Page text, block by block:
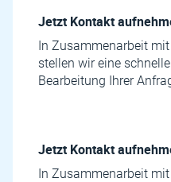
Jetzt Kontakt
In Zusammenarbeit
stellen wir eine
Bearbeitung Ihrer
Jetzt Kontakt
In Zusammenarbeit